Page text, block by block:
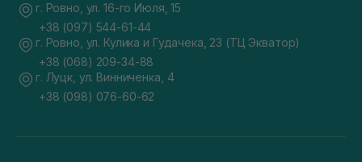
г. Ровно, ул. 16-го Июля, 15
+38 (097) 544-61-44
г. Ровно, ул. Кулика и Гудачека, 23 (ТЦ Экватор)
+38 (068) 209-34-88
г. Луцк, ул. Винниченка, 4
+38 (098) 076-60-62